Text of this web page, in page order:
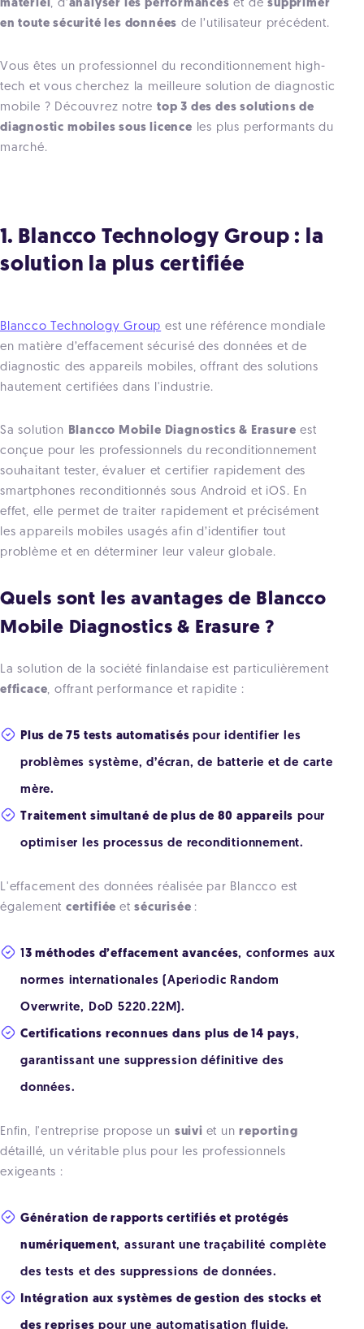
matériel, d’analyser les performances et desupprimer
en toute sécurité les données de l’utilisateur précédent.
Vous êtes un professionnel du reconditionnement high-
tech et vous cherchez la meilleure solution de diagnostic
mobile ? Découvrez notretop 3 des des solutions de
diagnostic mobiles sous licence les plus performants du
marché.
1. Blancco Technology Group : la
solution la plus certifiée
Blancco Technology Group est une référence mondiale
en matière d’effacement sécurisé des données et de
diagnostic des appareils mobiles, offrant des solutions
hautement certifiées dans l'industrie.
Sa solution Blancco Mobile Diagnostics & Erasure est
conçue pour les professionnels du reconditionnement
souhaitant tester, évaluer et certifier rapidement des
smartphones reconditionnés sous Android et iOS. En
effet, elle permet de traiter rapidement et précisément
les appareils mobiles usagés afin d’identifier tout
problème et en déterminer leur valeur globale.
Quels sont les avantages de Blancco
Mobile Diagnostics & Erasure ?
La solution de la société finlandaise est particulièrement
efficace, offrant performance et rapidite :
Plus de 75 tests automatiséspour identifier les
problèmes système, d’écran, de batterie et de carte
mère.
Traitement simultané de plus de 80 appareils pour
optimiser les processus de reconditionnement.
L'effacement des données réalisée par Blancco est
égalementcertifiéeetsécurisée :
13 méthodes d’effacement avancées, conformes aux
normes internationales (Aperiodic Random
Overwrite, DoD 5220.22M).
Certifications reconnues dans plus de 14 pays,
garantissant une suppression définitive des
données.
Enfin, l'entreprise propose un suivi et unreporting
détaillé, un véritable plus pour les professionnels
exigeants :
Génération de rapports certifiés et protégés
numériquement, assurant une traçabilité complète
des tests et des suppressions de données.
Intégration aux systèmes de gestion des stocks et
des reprises pour une automatisation fluide.